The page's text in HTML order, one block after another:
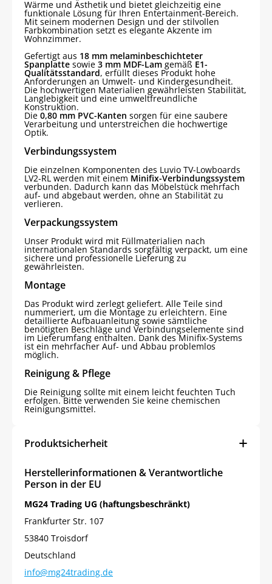
Wärme und Ästhetik und bietet gleichzeitig eine
funktionale Lösung für Ihren Entertainment-Bereich.
Mit seinem modernen Design und der stilvollen
Farbkombination setzt es elegante Akzente im
Wohnzimmer.
Gefertigt aus 18 mm melaminbeschichteter
Spanplatte sowie 3 mm MDF-Lam gemäß E1-
Qualitätsstandard, erfüllt dieses Produkt hohe
Anforderungen an Umwelt- und Kindergesundheit.
Die hochwertigen Materialien gewährleisten Stabilität,
Langlebigkeit und eine umweltfreundliche
Konstruktion.
Die 0,80 mm PVC-Kanten sorgen für eine saubere
Verarbeitung und unterstreichen die hochwertige
Optik.
Verbindungssystem
Die einzelnen Komponenten des Luvio TV-Lowboards
LV2-RL werden mit einem Minifix-Verbindungssystem
verbunden. Dadurch kann das Möbelstück mehrfach
auf- und abgebaut werden, ohne an Stabilität zu
verlieren.
Verpackungssystem
Unser Produkt wird mit Füllmaterialien nach
internationalen Standards sorgfältig verpackt, um eine
sichere und professionelle Lieferung zu
gewährleisten.
Montage
Das Produkt wird zerlegt geliefert. Alle Teile sind
nummeriert, um die Montage zu erleichtern. Eine
detaillierte Aufbauanleitung sowie sämtliche
benötigten Beschläge und Verbindungselemente sind
im Lieferumfang enthalten. Dank des Minifix-Systems
ist ein mehrfacher Auf- und Abbau problemlos
möglich.
Reinigung & Pflege
Die Reinigung sollte mit einem leicht feuchten Tuch
erfolgen. Bitte verwenden Sie keine chemischen
Reinigungsmittel.
Produktsicherheit
Herstellerinformationen & Verantwortliche
Person in der EU
MG24 Trading UG (haftungsbeschränkt)
Frankfurter Str. 107
53840 Troisdorf
Deutschland
info@mg24trading.de